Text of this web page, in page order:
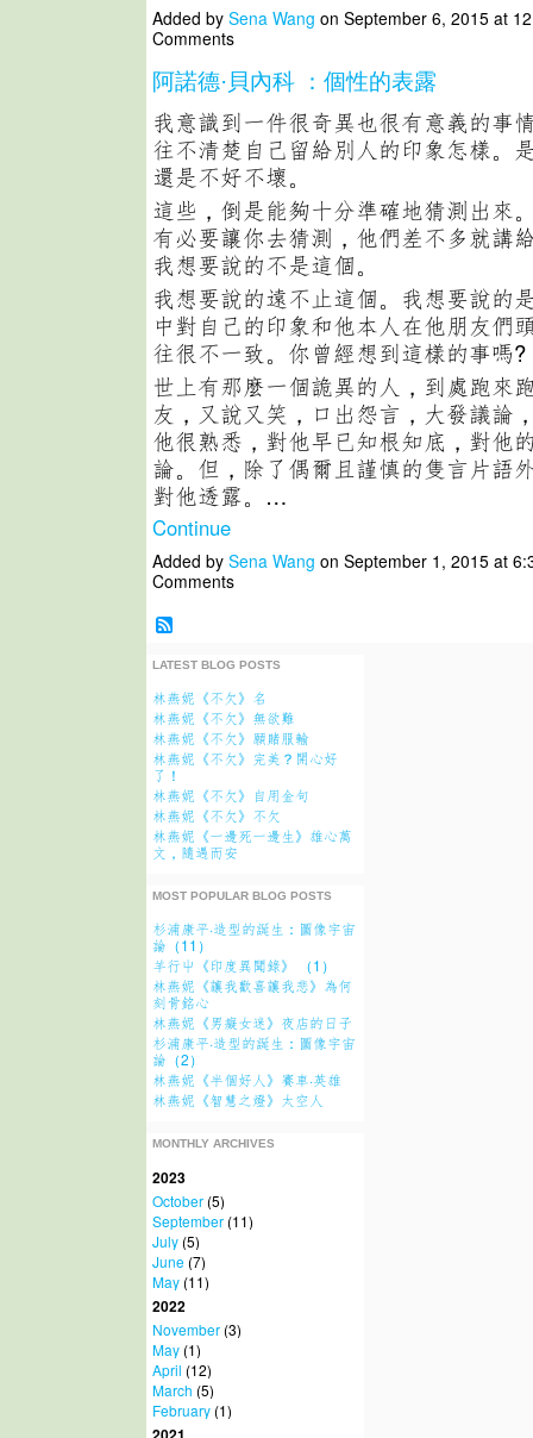
Added by Sena Wang on September 6, 2015 at
Comments
阿諾德·貝內科 ：個性的表露
我意識到一件很奇異也很有意義的事
往不清楚自己留給別人的印象怎樣。
還是不好不壞。
這些，倒是能夠十分準確地猜測出來
有必要讓你去猜測，他們差不多就講
我想要說的不是這個。
我想要說的遠不止這個。我想要說的
中對自己的印象和他本人在他朋友們
往很不一致。你曾經想到這樣的事嗎?
世上有那麼一個詭異的人，到處跑來
友，又說又笑，口出怨言，大發議論
他很熟悉，對他早已知根知底，對他
論。但，除了偶爾且謹慎的隻言片語
對他透露。…
Continue
Added by Sena Wang on September 1, 2015 at
Comments
LATEST BLOG POSTS
林燕妮《不欠》名
林燕妮《不欠》無欲難
林燕妮《不欠》願賭服輸
林燕妮《不欠》完美？開心好
了！
林燕妮《不欠》自用金句
林燕妮《不欠》不欠
林燕妮《一邊死一邊生》雄心萬
文，隨遇而安
MOST POPULAR BLOG POSTS
杉浦康平·造型的誕生：圖像宇宙
論（11）
羊行屮《印度異聞錄》 （1）
林燕妮《讓我歡喜讓我悲》為何
刻骨銘心
林燕妮《男癡女迷》夜店的日子
杉浦康平·造型的誕生：圖像宇宙
論（2）
林燕妮《半個好人》賽車·英雄
林燕妮《智慧之燈》太空人
MONTHLY ARCHIVES
2023
October(5)
September(11)
July(5)
June(7)
May(11)
2022
November(3)
May(1)
April (12)
March (5)
February(1)